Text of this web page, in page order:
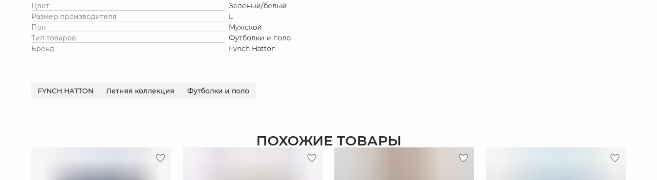
Цвет
Зеленый/белый
Размер производителя
L
Пол
Мужской
Тип товаров
Футболки и поло
Бренд
Fynch Hatton
FYNCH HATTON Летняя коллекция Футболки и поло
ПОХОЖИЕ ТОВАРЫ